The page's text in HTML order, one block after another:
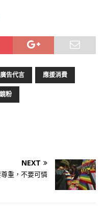
廣告代言 應援消費
鏡粉
NEXT
重，不要可憐